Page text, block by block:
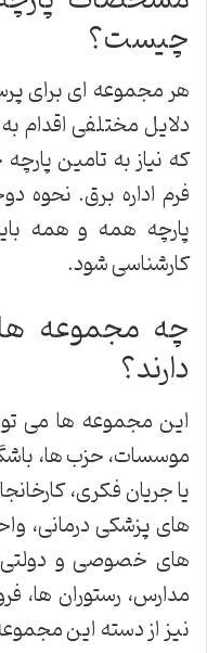
چیست؟
هر مجموعه ای برای
دلایل مختلفی اقدام
که نیاز به تامین
فرم اداره برق. نحوه
پارچه همه و همه
کارشناسی شود.
چه مجموعه
دارند؟
این مجموعه ها می
موسسات، حزب ها،
یا جریان فکری،
های پزشکی درمانی،
های خصوصی و
مدارس، رستوران ها،
نیز از دسته این